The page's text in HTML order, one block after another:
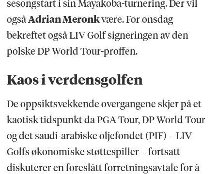
sesongstart i sin Mayakoba-turnering. Der vil
ogsåAdrian Meronkvære. For onsdag
bekreftet også LIV Golf signeringen av den
polske DP World Tour-proffen.
Kaos i verdensgolfen
De oppsiktsvekkende overgangene skjer på et
kaotisk tidspunkt da PGA Tour, DP World Tour
og det saudi-arabiske oljefondet (PIF) – LIV
Golfs økonomiske støttespiller – fortsatt
diskuterer en foreslått forretningsavtale for å